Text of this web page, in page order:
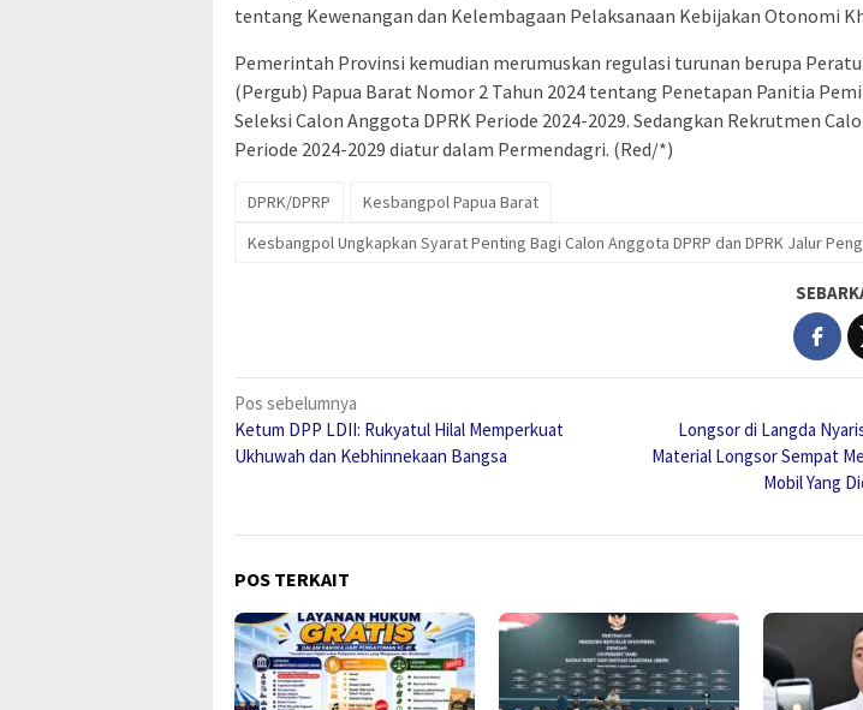
tentang Kewenangan dan Kelembagaan Pelaksanaan Kebijakan Otonomi
Pemerintah Provinsi kemudian merumuskan regulasi turunan berupa
(Pergub) Papua Barat Nomor 2 Tahun 2024 tentang Penetapan Panitia
Seleksi Calon Anggota DPRK Periode 2024-2029. Sedangkan Rekrutmen
Periode 2024-2029 diatur dalam Permendagri. (Red/*)
DPRK/DPRP
Kesbangpol Papua Barat
Kesbangpol Ungkapkan Syarat Penting Bagi Calon Anggota DPRP dan DPRK Jalur
Navigasi
pos
Pos sebelumnya
Ketum DPP LDII: Rukyatul Hilal Memperkuat
Ukhuwah dan Kebhinnekaan Bangsa
Longsor di Langda
Material Longsor Sempat
Mobil Yang
POS TERKAIT